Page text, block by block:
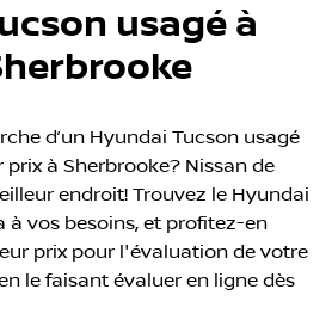
usagé à
d’un Hyundai Tucson usagé
à Sherbrooke? Nissan de
endroit! Trouvez le Hyundai
à vos besoins, et profitez-en
prix pour l'évaluation de votre
le faisant évaluer en ligne dès